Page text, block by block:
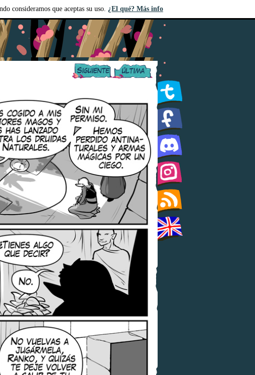
consideramos que aceptas su uso. ¿El qué? Más info